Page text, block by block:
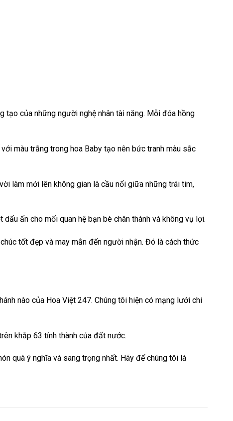
của những người nghệ nhân tài năng. Mỗi đóa hồng
màu trắng trong hoa Baby tạo nên bức tranh màu sắc
làm mới lên không gian là cầu nối giữa những trái tim,
ấn cho mối quan hệ bạn bè chân thành và không vụ lợi.
tốt đẹp và may mắn đến người nhận. Đó là cách thức
nào của Hoa Việt 247. Chúng tôi hiện có mạng lưới chi
khắp 63 tỉnh thành của đất nước.
quà ý nghĩa và sang trọng nhất. Hãy để chúng tôi là